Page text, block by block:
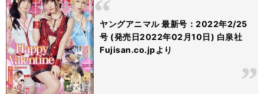
ヤングアニマル 最新号：2022年2/25
号 (発売日2022年02月10日) 白泉社
Fujisan.co.jpより